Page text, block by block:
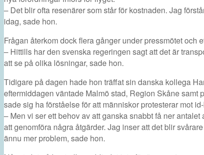
– Det blir ofta resenärer som står för kostnaden. Jag
idag, sade hon.
Frågan återkom dock flera gånger under pressmötet och
– Hittills har den svenska regeringen sagt att det är
att se på olika lösningar, sade hon.
Tidigare på dagen hade hon träffat sin danska kollega
eftermiddagen väntade Malmö stad, Region Skåne
sade sig ha förståelse för att människor protesterar mot
– Men vi ser ett behov av att ganska snabbt få ner
att genomföra några åtgärder. Jag inser att det blir
ännu mer problem, sade hon.